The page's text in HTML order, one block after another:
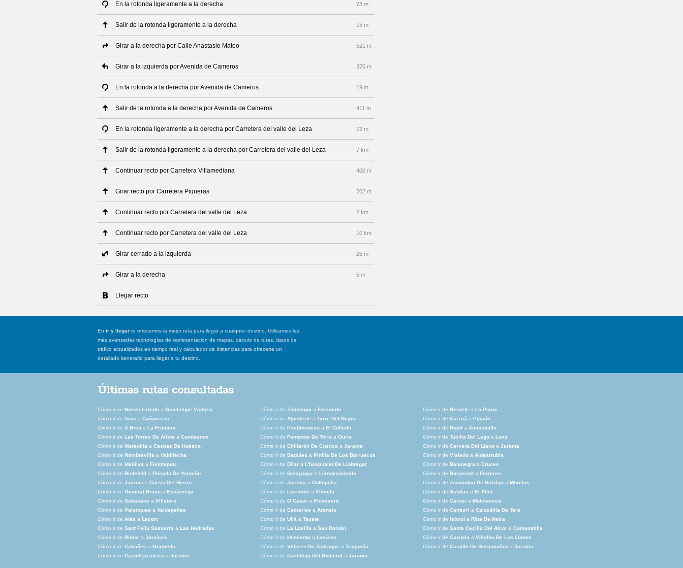
En la rotonda ligeramente a la derecha 78 m
Salir de la rotonda ligeramente a la derecha 15 m
Girar a la derecha por Calle Anastasio Mateo 521 m
Girar a la izquierda por Avenida de Cameros 375 m
En la rotonda a la derecha por Avenida de Cameros 19 m
Salir de la rotonda a la derecha por Avenida de Cameros 411 m
En la rotonda ligeramente a la derecha por Carretera del valle del Leza 72 m
Salir de la rotonda ligeramente a la derecha por Carretera del valle del Leza 7 km
Continuar recto por Carretera Villamediana 400 m
Girar recto por Carretera Piqueras 702 m
Continuar recto por Carretera del valle del Leza 2 km
Continuar recto por Carretera del valle del Leza 10 km
Girar cerrado a la izquierda 25 m
Girar a la derecha 5 m
Llegar recto
En ir y llegar te ofrecemos la mejor ruta para llegar a cualquier destino. Utilizamos las
más avanzadas tecnologías de representación de mapas, cálculo de rutas, datos de
tráfico actualizados en tiempo real y calculador de distancias para ofrecerte un
detallado itenerario para llegar a tu destino.
Últimas rutas consultadas
Cómo ir de Nuevo Laredo a Guadalupe Victoria Cómo ir de Zabalegui a Fresnedo Cómo ir de Beruete a La Plana
Cómo ir de Aras a Cañaveras Cómo ir de Alpedrete a Torre Del Negro Cómo ir de Carzoá a Pipaón
Cómo ir de A Brea a La Frontera Cómo ir de Pueblonuevo a El Collado Cómo ir de Rupit a Amusquillo
Cómo ir de Las Torres De Aliste a Candasnos Cómo ir de Fontanos De Torío a Ouría Cómo ir de Tubilla Del Lago a Loxo
Cómo ir de Morenilla a Casbas De Huesca Cómo ir de Chillarón De Cuenca a Jarama Cómo ir de Cervera Del Llano a Jarama
Cómo ir de Nombrevilla a Valdilecha Cómo ir de Badules a Pinilla De Los Barruecos Cómo ir de Visiedo a Aldearrubia
Cómo ir de Manilva a Fontdepou Cómo ir de Dílar a L'hospitalet De Llobregat Cómo ir de Balanegra a Cruces
Cómo ir de Bielefeld a Posada De Valdeón Cómo ir de Galapagar a Llandecarballo Cómo ir de Burjassot a Ferreras
Cómo ir de Jarama a Cueva Del Hierro Cómo ir de Jarama a Colliguilla Cómo ir de Zozocolco De Hidalgo a Morelos
Cómo ir de General Bravo a Escárcega Cómo ir de Larrimbe a Viñuela Cómo ir de Saldías a El Altet
Cómo ir de Sabaxáns a Villatoro Cómo ir de O Casar a Picassent Cómo ir de Cárcer a Molinaseca
Cómo ir de Palanques a Valdepeñas Cómo ir de Camarles a Aransís Cómo ir de Canturri a Calzadilla De Tera
Cómo ir de Alàs a Lacort Cómo ir de Ullà a Tauste Cómo ir de Isòvol a Riba De Neira
Cómo ir de Sant Feliu Sasserra a Las Hedradas Cómo ir de La Losilla a San Román Cómo ir de Santa Cecilia Del Alcor a Compostilla
Cómo ir de Rimor a Jaraíces Cómo ir de Humienta a Lasieso Cómo ir de Cozuela a Villalba De Los Llanos
Cómo ir de Cabañes a Gramedo Cómo ir de Villares De Jadraque a Traguntía Cómo ir de Castillo De Garcimuñoz a Jarama
Cómo ir de Castillejo-sierra a Jarama Cómo ir de Castillejo Del Romeral a Jarama